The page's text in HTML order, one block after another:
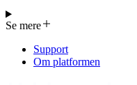
Se mere
Support
Om platformen